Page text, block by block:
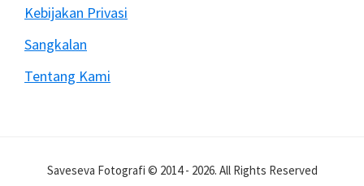
Kebijakan Privasi
Sangkalan
Tentang Kami
Saveseva Fotografi © 2014 - 2026. All Rights Reserved